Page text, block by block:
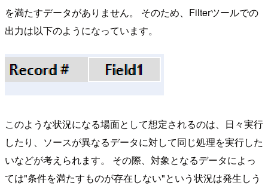
を満たすデータがありません。 そのため、Filterツールでの
出力は以下のようになっています。
このような状況になる場面として想定されるのは、日々実行
したり、ソースが異なるデータに対して同じ処理を実行した
いなどが考えられます。 その際、対象となるデータによっ
ては"条件を満たすものが存在しない"という状況は発生しう